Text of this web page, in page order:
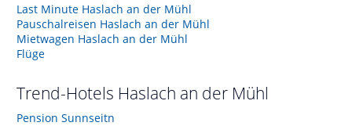
Last Minute Haslach an der Mühl
Pauschalreisen Haslach an der Mühl
Mietwagen Haslach an der Mühl
Flüge
Trend-Hotels Haslach an der Mühl
Pension Sunnseitn